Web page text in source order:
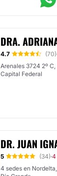
DRA.
4.7 (70)
Arenales 3724 2º
Capital Federal
DR. JUAN
5 (34)·4
4 sedes en